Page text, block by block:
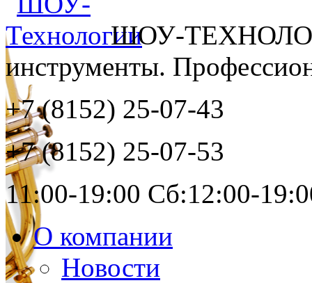
ШОУ-
инструменты.
+7 (8152) 25-07-43
+7 (8152) 25-07-53
11:00-19:00 Сб:12:00-
О компании
Новости